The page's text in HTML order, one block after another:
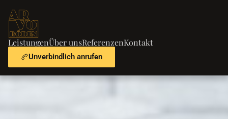
LeistungenÜber unsReferenzenKontakt
Unverbindlich anrufen